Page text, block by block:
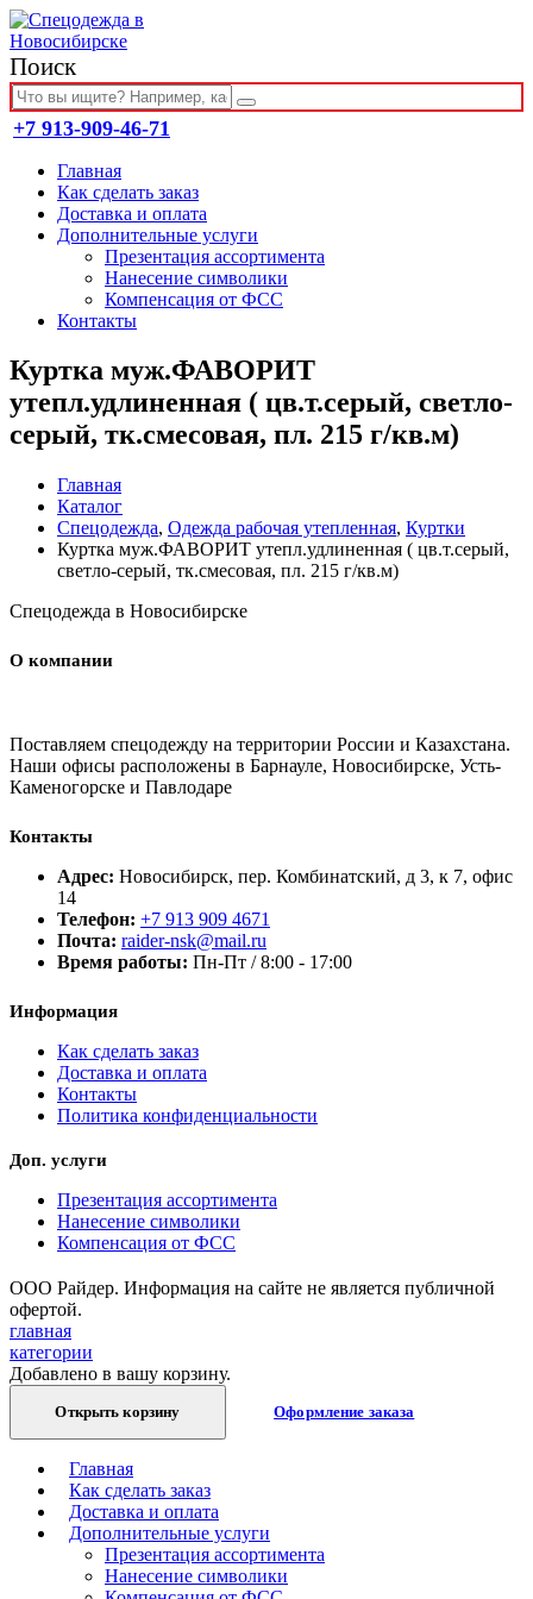
Поиск
+7 913-909-46-71
Главная
Как сделать заказ
Доставка и оплата
Дополнительные услуги
Презентация ассортимента
Нанесение символики
Компенсация от ФСС
Контакты
Куртка муж.ФАВОРИТ
утепл.удлиненная ( цв.т.серый, светло-
серый, тк.смесовая, пл. 215 г/кв.м)
Главная
Каталог
Спецодежда, Одежда рабочая утепленная, Куртки
Куртка муж.ФАВОРИТ утепл.удлиненная ( цв.т.серый,
светло-серый, тк.смесовая, пл. 215 г/кв.м)
Спецодежда в Новосибирске
О компании
Поставляем спецодежду на территории России и Казахстана.
Наши офисы расположены в Барнауле, Новосибирске, Усть-
Каменогорске и Павлодаре
Контакты
Адрес: Новосибирск, пер. Комбинатский, д 3, к 7, офис
14
Телефон: +7 913 909 4671
Почта: raider-nsk@mail.ru
Время работы: Пн-Пт / 8:00 - 17:00
Информация
Как сделать заказ
Доставка и оплата
Контакты
Политика конфиденциальности
Доп. услуги
Презентация ассортимента
Нанесение символики
Компенсация от ФСС
ООО Райдер. Информация на сайте не является публичной
офертой.
главная
категории
Добавлено в вашу корзину.
Открыть корзину Оформление заказа
Главная
Как сделать заказ
Доставка и оплата
Дополнительные услуги
Презентация ассортимента
Нанесение символики